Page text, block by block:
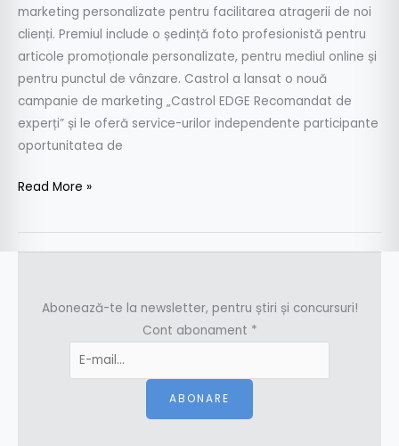
marketing personalizate pentru facilitarea atragerii de noi
clienți. Premiul include o ședință foto profesionistă pentru
articole promoționale personalizate, pentru mediul online și
pentru punctul de vânzare. Castrol a lansat o nouă
campanie de marketing „Castrol EDGE Recomandat de
experți” și le oferă service-urilor independente participante
oportunitatea de
Read More »
Abonează-te la newsletter, pentru știri și concursuri!
Cont abonament *
ABONARE